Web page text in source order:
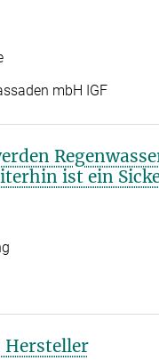
mbH IGF
ist ein
Hersteller